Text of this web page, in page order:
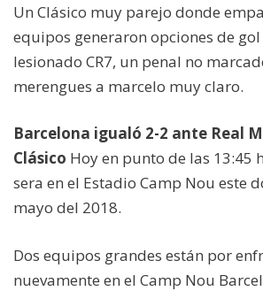
Un Clásico muy parejo donde
equipos generaron opciones de
lesionado CR7, un penal no
merengues a marcelo muy claro.
Barcelona igualó 2-2 ante Real
Clásico Hoy en punto de las 13:45
sera en el Estadio Camp Nou este
mayo del 2018.
Dos equipos grandes están por
nuevamente en el Camp Nou